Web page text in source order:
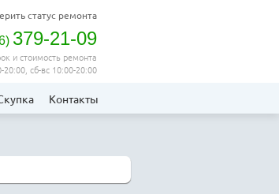
статус ремонта
) 379-21-09
и стоимость ремонта
20:00, сб-вс 10:00-20:00
Контакты